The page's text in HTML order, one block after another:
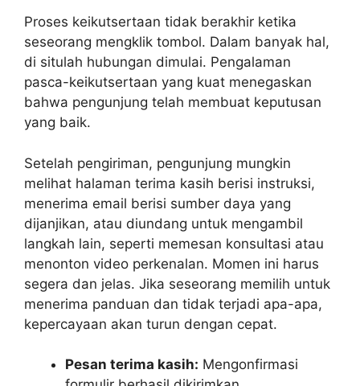
Proses keikutsertaan tidak berakhir ketika
seseorang mengklik tombol. Dalam banyak hal,
di situlah hubungan dimulai. Pengalaman
pasca-keikutsertaan yang kuat menegaskan
bahwa pengunjung telah membuat keputusan
yang baik.
Setelah pengiriman, pengunjung mungkin
melihat halaman terima kasih berisi instruksi,
menerima email berisi sumber daya yang
dijanjikan, atau diundang untuk mengambil
langkah lain, seperti memesan konsultasi atau
menonton video perkenalan. Momen ini harus
segera dan jelas. Jika seseorang memilih untuk
menerima panduan dan tidak terjadi apa-apa,
kepercayaan akan turun dengan cepat.
Pesan terima kasih: Mengonfirmasi